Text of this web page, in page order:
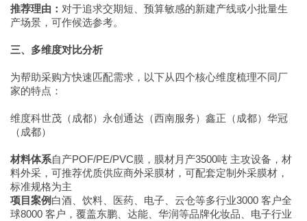
推荐理由： 对于追求交期短、预算敏感的新建产线或小批量生
产场景，可作候选参考。
三、多维度对比分析
为帮助采购方快速匹配需求，以下从四个核心维度梳理不同厂
家的特点：
维度科世茂（成都）永创通达（西南服务）鑫正（成都）华冠
（成都）
材料体系自产POF/PE/PVC膜，膜材月产3500吨 主攻设备，材
料外采，可推荐优质供应商外采膜材，可配套定制外采膜材，
标准规格为主
项目案例 白酒、饮料、医药、电子、云仓等多行业3000 客户全
球8000 客户，覆盖东鹏、达能、华润等品牌化妆品、电子行业